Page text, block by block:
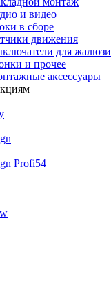
и видео
в сборе
движения
для жалюзи
и прочее
аксессуары
Profi54